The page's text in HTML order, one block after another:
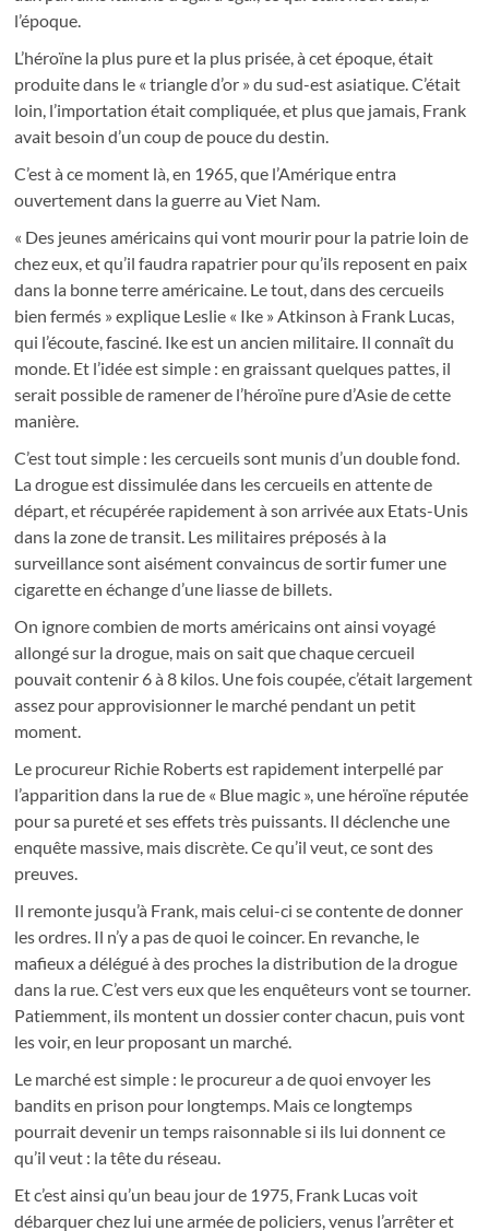
l’époque.
L’héroïne la plus pure et la plus prisée, à cet époque, était
produite dans le « triangle d’or » du sud-est asiatique. C’était
loin, l’importation était compliquée, et plus que jamais, Frank
avait besoin d’un coup de pouce du destin.
C’est à ce moment là, en 1965, que l’Amérique entra
ouvertement dans la guerre au Viet Nam.
« Des jeunes américains qui vont mourir pour la patrie loin de
chez eux, et qu’il faudra rapatrier pour qu’ils reposent en paix
dans la bonne terre américaine. Le tout, dans des cercueils
bien fermés » explique Leslie « Ike » Atkinson à Frank Lucas,
qui l’écoute, fasciné. Ike est un ancien militaire. Il connaît du
monde. Et l’idée est simple : en graissant quelques pattes, il
serait possible de ramener de l’héroïne pure d’Asie de cette
manière.
C’est tout simple : les cercueils sont munis d’un double fond.
La drogue est dissimulée dans les cercueils en attente de
départ, et récupérée rapidement à son arrivée aux Etats-Unis
dans la zone de transit. Les militaires préposés à la
surveillance sont aisément convaincus de sortir fumer une
cigarette en échange d’une liasse de billets.
On ignore combien de morts américains ont ainsi voyagé
allongé sur la drogue, mais on sait que chaque cercueil
pouvait contenir 6 à 8 kilos. Une fois coupée, c’était largement
assez pour approvisionner le marché pendant un petit
moment.
Le procureur Richie Roberts est rapidement interpellé par
l’apparition dans la rue de « Blue magic », une héroïne réputée
pour sa pureté et ses effets très puissants. Il déclenche une
enquête massive, mais discrète. Ce qu’il veut, ce sont des
preuves.
Il remonte jusqu’à Frank, mais celui-ci se contente de donner
les ordres. Il n’y a pas de quoi le coincer. En revanche, le
mafieux a délégué à des proches la distribution de la drogue
dans la rue. C’est vers eux que les enquêteurs vont se tourner.
Patiemment, ils montent un dossier conter chacun, puis vont
les voir, en leur proposant un marché.
Le marché est simple : le procureur a de quoi envoyer les
bandits en prison pour longtemps. Mais ce longtemps
pourrait devenir un temps raisonnable si ils lui donnent ce
qu’il veut : la tête du réseau.
Et c’est ainsi qu’un beau jour de 1975, Frank Lucas voit
débarquer chez lui une armée de policiers, venus l’arrêter et